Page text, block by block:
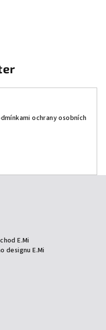
ochrany osobních
E.Mi
designu E.Mi